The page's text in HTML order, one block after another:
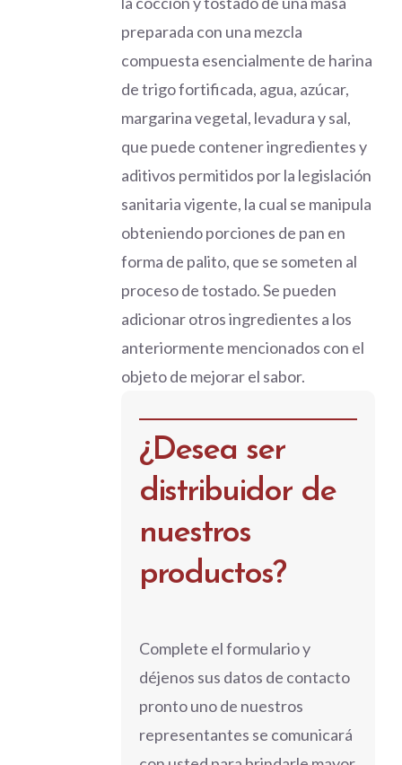
preparada con una mezcla
compuesta esencialmente de harina
de trigo fortificada, agua, azúcar,
margarina vegetal, levadura y sal,
que puede contener ingredientes y
aditivos permitidos por la legislación
sanitaria vigente, la cual se manipula
obteniendo porciones de pan en
forma de palito, que se someten al
proceso de tostado. Se pueden
adicionar otros ingredientes a los
anteriormente mencionados con el
objeto de mejorar el sabor.
¿Desea ser
distribuidor de
nuestros
productos?
Complete el formulario y
déjenos sus datos de contacto
pronto uno de nuestros
representantes se comunicará